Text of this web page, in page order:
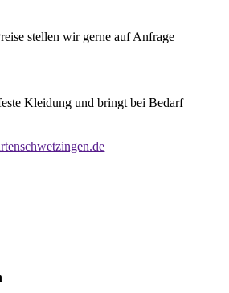
stellen wir gerne auf Anfrage
Kleidung und bringt bei Bedarf